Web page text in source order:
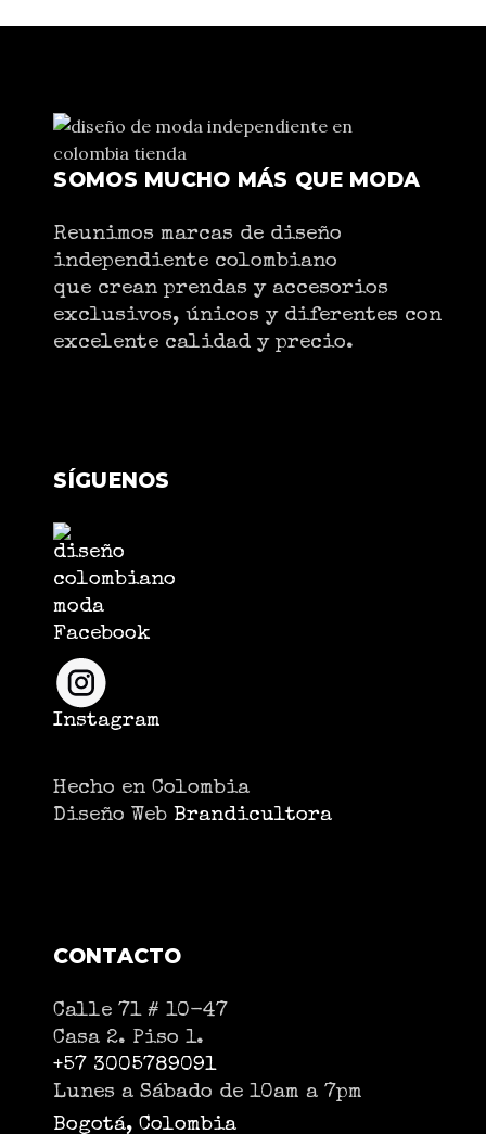
SOMOS MUCHO MÁS QUE MODA
Reunimos marcas de diseño
independiente colombiano
que crean prendas y accesorios
exclusivos, únicos y diferentes con
excelente calidad y precio.
SÍGUENOS
Facebook
Instagram
Hecho en Colombia
Diseño Web Brandicultora
CONTACTO
Calle 71 # 10-47
Casa 2. Piso 1.
+57 3005789091
Lunes a Sábado de 10am a 7pm
Bogotá, Colombia